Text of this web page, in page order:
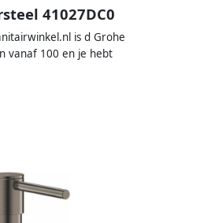
41027DC0
is d Grohe
vanaf 100 en je hebt